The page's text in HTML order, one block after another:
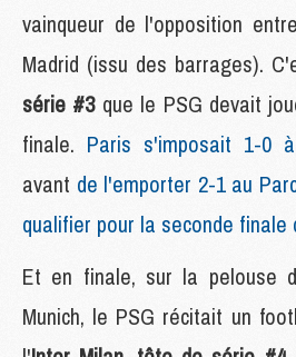
vainqueur de l'opposition entre
Madrid (issu des barrages).
série #3que le PSG devait
finale. Paris s'imposait 1-0
avant de l'emporter 2-1 au
qualifier pour la seconde finale
Et en finale, sur la pelouse
Munich, le PSG récitait un